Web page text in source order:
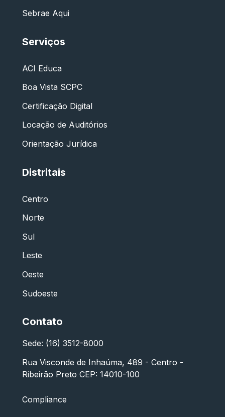
Sebrae Aqui
Serviços
ACI Educa
Boa Vista SCPC
Certificação Digital
Locação de Auditórios
Orientação Jurídica
Distritais
Centro
Norte
Sul
Leste
Oeste
Sudoeste
Contato
Sede: (16) 3512-8000
Rua Visconde de Inhaúma, 489 - Centro -
Ribeirão Preto CEP: 14010-100
Compliance